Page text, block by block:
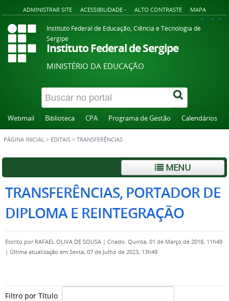
ADMINISTRAR SITE ACESSIBILIDADE - ALTO CONTRASTE MAPA
A+ A A-
Instituto Federal de Educação, Ciência e Tecnologia de
Sergipe
Instituto Federal de Sergipe
MINISTÉRIO DA EDUCAÇÃO
Webmail Biblioteca CPA Programa de Gestão Calendários
PÁGINA INICIAL > EDITAIS > TRANSFERÊNCIAS
MENU
TRANSFERÊNCIAS, PORTADOR DE
DIPLOMA E REINTEGRAÇÃO
Escrito por RAFAEL OLIVA DE SOUSA | Criado: Quinta, 01 de Março de 2018, 11h49
| Última atualização em Sexta, 07 de Julho de 2023, 13h49
Filtro por Título